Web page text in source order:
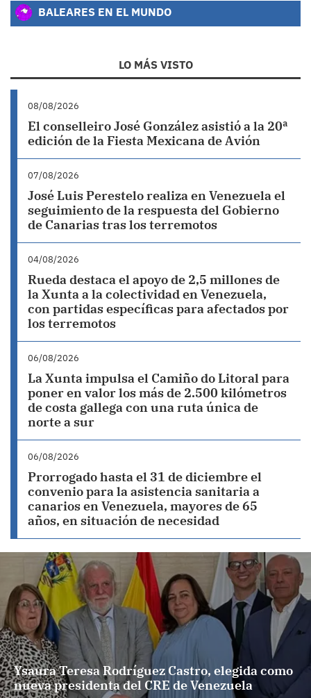
BALEARES EN EL MUNDO
LO MÁS VISTO
08/08/2026
El conselleiro José González asistió a la 20ª
edición de la Fiesta Mexicana de Avión
07/08/2026
José Luis Perestelo realiza en Venezuela el
seguimiento de la respuesta del Gobierno
de Canarias tras los terremotos
04/08/2026
Rueda destaca el apoyo de 2,5 millones de
la Xunta a la colectividad en Venezuela,
con partidas específicas para afectados por
los terremotos
06/08/2026
La Xunta impulsa el Camiño do Litoral para
poner en valor los más de 2.500 kilómetros
de costa gallega con una ruta única de
norte a sur
06/08/2026
Prorrogado hasta el 31 de diciembre el
convenio para la asistencia sanitaria a
canarios en Venezuela, mayores de 65
años, en situación de necesidad
Ysaura Teresa Rodríguez Castro, elegida como
nueva presidenta del CRE de Venezuela